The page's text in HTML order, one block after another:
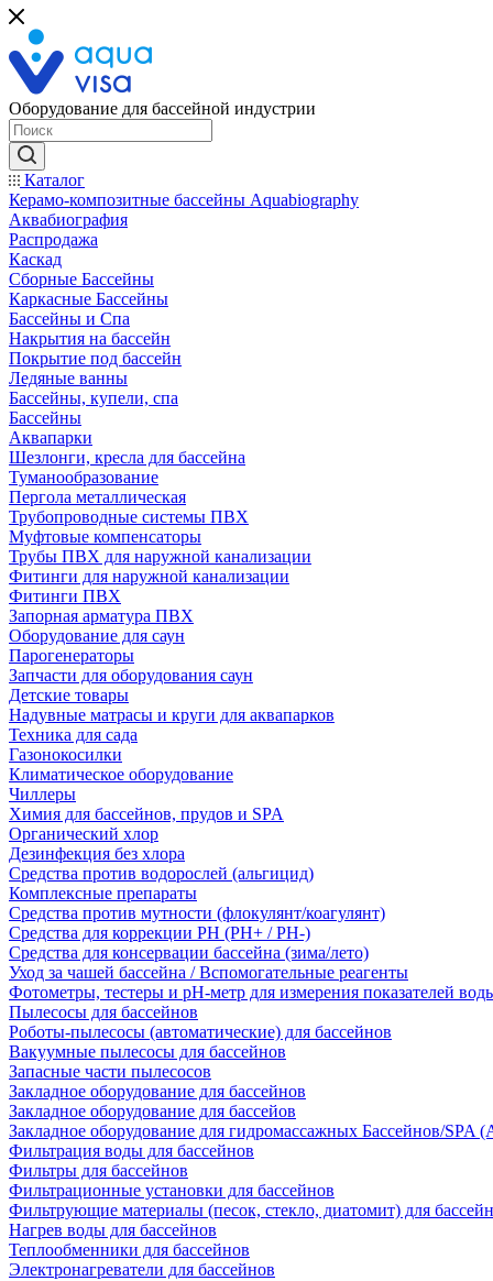
Оборудование для бассейной индустрии
Каталог
Керамо-композитные бассейны Aquabiography
Аквабиография
Распродажа
Каскад
Сборные Бассейны
Каркасные Бассейны
Бассейны и Спа
Накрытия на бассейн
Покрытие под бассейн
Ледяные ванны
Бассейны, купели, спа
Бассейны
Аквапарки
Шезлонги, кресла для бассейна
Туманообразование
Пергола металлическая
Трубопроводные системы ПВХ
Муфтовые компенсаторы
Трубы ПВХ для наружной канализации
Фитинги для наружной канализации
Фитинги ПВХ
Запорная арматура ПВХ
Оборудование для саун
Парогенераторы
Запчасти для оборудования саун
Детские товары
Надувные матрасы и круги для аквапарков
Техника для сада
Газонокосилки
Климатическое оборудование
Чиллеры
Химия для бассейнов, прудов и SPA
Органический хлор
Дезинфекция без хлора
Средства против водорослей (альгицид)
Комплексные препараты
Средства против мутности (флокулянт/коагулянт)
Средства для коррекции PH (PH+ / PH-)
Средства для консервации бассейна (зима/лето)
Уход за чашей бассейна / Вспомогательные реагенты
Фотометры, тестеры и рН-метр для измерения показателей
Пылесосы для бассейнов
Роботы-пылесосы (автоматические) для бассейнов
Вакуумные пылесосы для бассейнов
Запасные части пылесосов
Закладное оборудование для бассейнов
Закладное оборудование для бассейов
Закладное оборудование для гидромассажных Бассейнов/SPA
Фильтрация воды для бассейнов
Фильтры для бассейнов
Фильтрационные установки для бассейнов
Фильтрующие материалы (песок, стекло, диатомит) для
Нагрев воды для бассейнов
Теплообменники для бассейнов
Электронагреватели для бассейнов